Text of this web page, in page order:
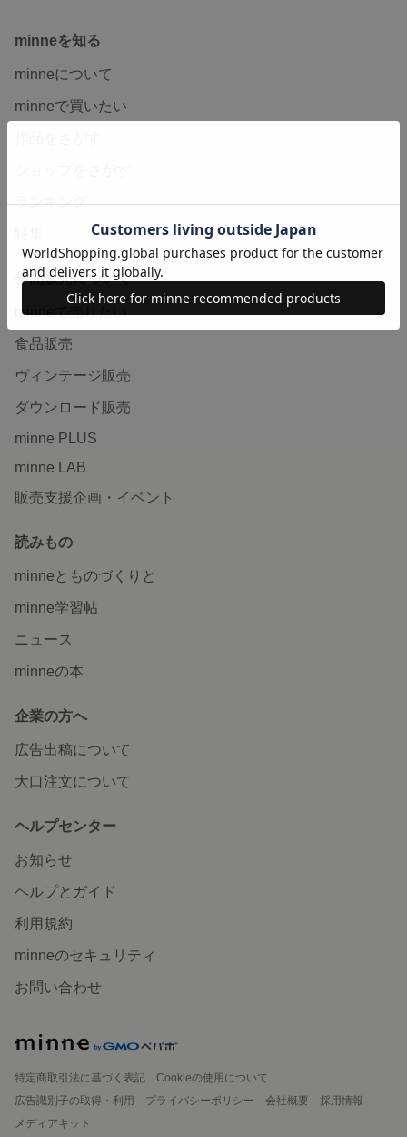
minneを知る
minneについて
minneで買いたい
ランキング
作品販売について
minneで売りたい
食品販売
ヴィンテージ販売
ダウンロード販売
minne PLUS
minne LAB
販売支援企画・イベント
読みもの
minneとものづくりと
minne学習帖
ニュース
minneの本
企業の方へ
広告出稿について
大口注文について
ヘルプセンター
お知らせ
ヘルプとガイド
利用規約
minneのセキュリティ
お問い合わせ
特定商取引法に基づく表記
Cookieの使用について
広告識別子の取得・利用
プライバシーポリシー 会社概要
採用情報
メディアキット